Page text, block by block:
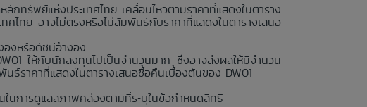
ลักทรัพย์แห่งประเทศไทย เคลื่อนไหวตามราคาที่แสดงในตาราง
ไทย อาจไม่ตรงหรือไม่สัมพันธ์กับราคาที่แสดงในตารางเสนอ
งหรือดัชนีอ้างอิง
ให้กับนักลงทุนไปเป็นจำนวนมาก ซึ่งอาจส่งผลให้มีจำนวน
ธ์ราคาที่แสดงในตารางเสนอซื้อคืนเบื้องต้นของ DW01
นการดูแลสภาพคล่องตามที่ระบุในข้อกำหนดสิทธิ